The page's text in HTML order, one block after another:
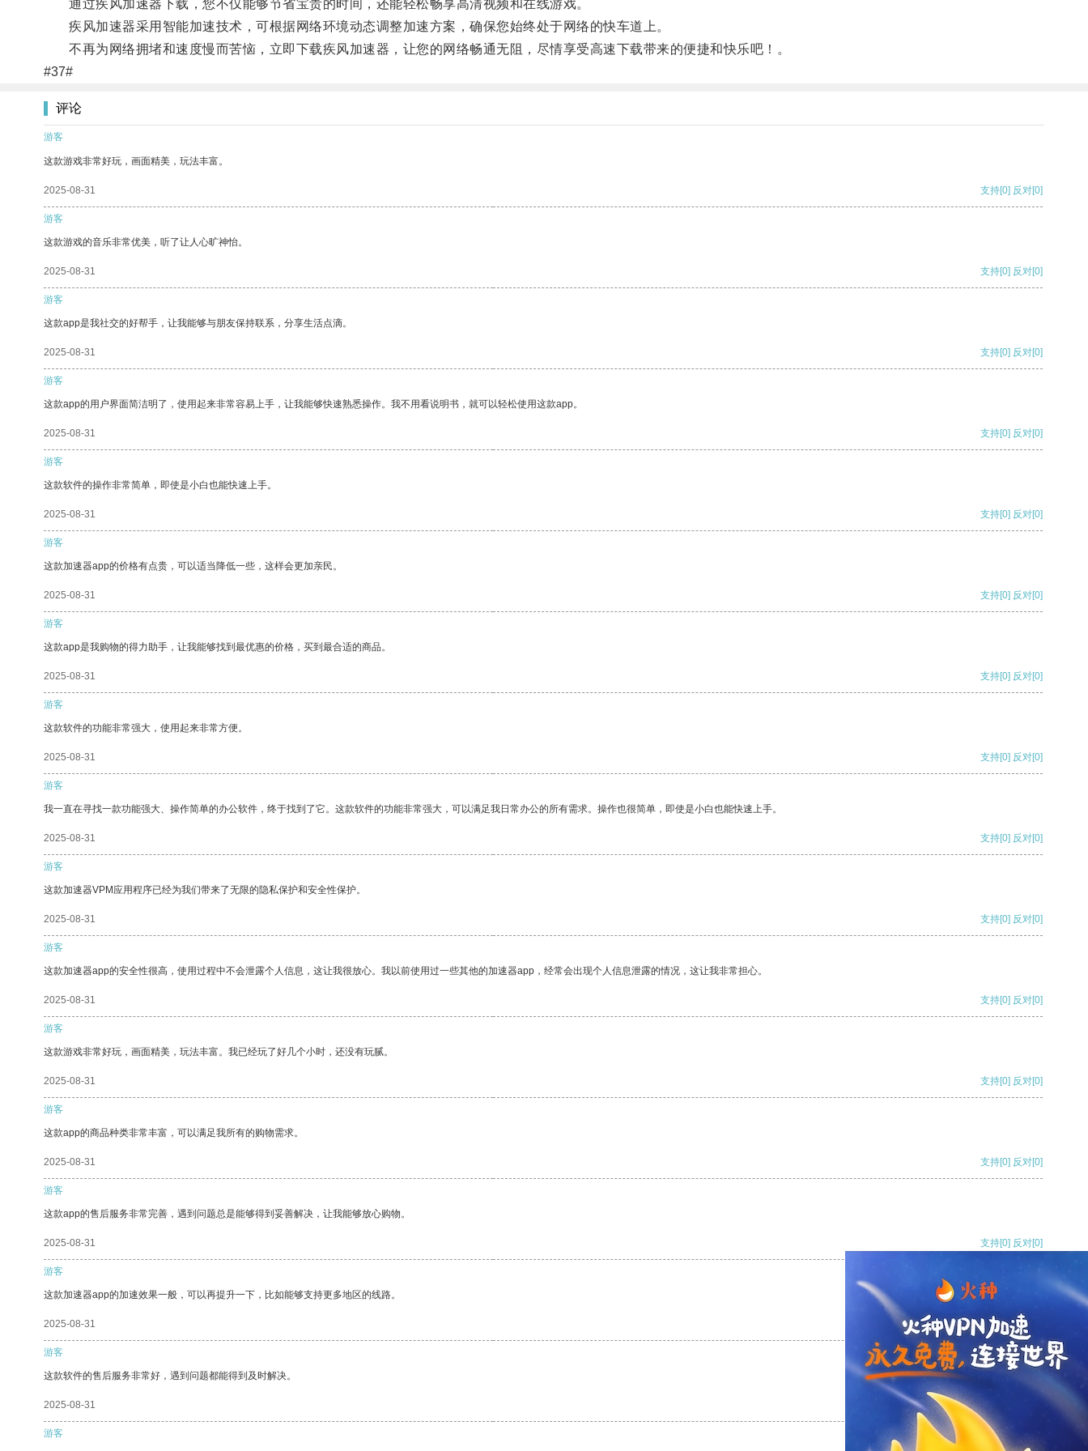
通过疾风加速器下载，您不仅能够节省宝贵的时间，还能轻松畅享高清视频和在线游戏。
疾风加速器采用智能加速技术，可根据网络环境动态调整加速方案，确保您始终处于网络的快车道上。
不再为网络拥堵和速度慢而苦恼，立即下载疾风加速器，让您的网络畅通无阻，尽情享受高速下载带来的便捷和快乐吧！。
#37#
评论
游客
这款游戏非常好玩，画面精美，玩法丰富。
2025-08-31 支持[0] 反对[0]
游客
这款游戏的音乐非常优美，听了让人心旷神怡。
2025-08-31 支持[0] 反对[0]
游客
这款app是我社交的好帮手，让我能够与朋友保持联系，分享生活点滴。
2025-08-31 支持[0] 反对[0]
游客
这款app的用户界面简洁明了，使用起来非常容易上手，让我能够快速熟悉操作。我不用看说明书，就可以轻松使用这款app。
2025-08-31 支持[0] 反对[0]
游客
这款软件的操作非常简单，即使是小白也能快速上手。
2025-08-31 支持[0] 反对[0]
游客
这款加速器app的价格有点贵，可以适当降低一些，这样会更加亲民。
2025-08-31 支持[0] 反对[0]
游客
这款app是我购物的得力助手，让我能够找到最优惠的价格，买到最合适的商品。
2025-08-31 支持[0] 反对[0]
游客
这款软件的功能非常强大，使用起来非常方便。
2025-08-31 支持[0] 反对[0]
游客
我一直在寻找一款功能强大、操作简单的办公软件，终于找到了它。这款软件的功能非常强大，可以满足我日常办公的所有需求。操作也很简单，即使是小白也能快速上手。
2025-08-31 支持[0] 反对[0]
游客
这款加速器VPM应用程序已经为我们带来了无限的隐私保护和安全性保护。
2025-08-31 支持[0] 反对[0]
游客
这款加速器app的安全性很高，使用过程中不会泄露个人信息，这让我很放心。我以前使用过一些其他的加速器app，经常会出现个人信息泄露的情况，这让我非常担心。
2025-08-31 支持[0] 反对[0]
游客
这款游戏非常好玩，画面精美，玩法丰富。我已经玩了好几个小时，还没有玩腻。
2025-08-31 支持[0] 反对[0]
游客
这款app的商品种类非常丰富，可以满足我所有的购物需求。
2025-08-31 支持[0] 反对[0]
游客
这款app的售后服务非常完善，遇到问题总是能够得到妥善解决，让我能够放心购物。
2025-08-31 支持[0] 反对[0]
游客
这款加速器app的加速效果一般，可以再提升一下，比如能够支持更多地区的线路。
2025-08-31 支持[0] 反对
游客
这款软件的售后服务非常好，遇到问题都能得到及时解决。
2025-08-31 支持
游客